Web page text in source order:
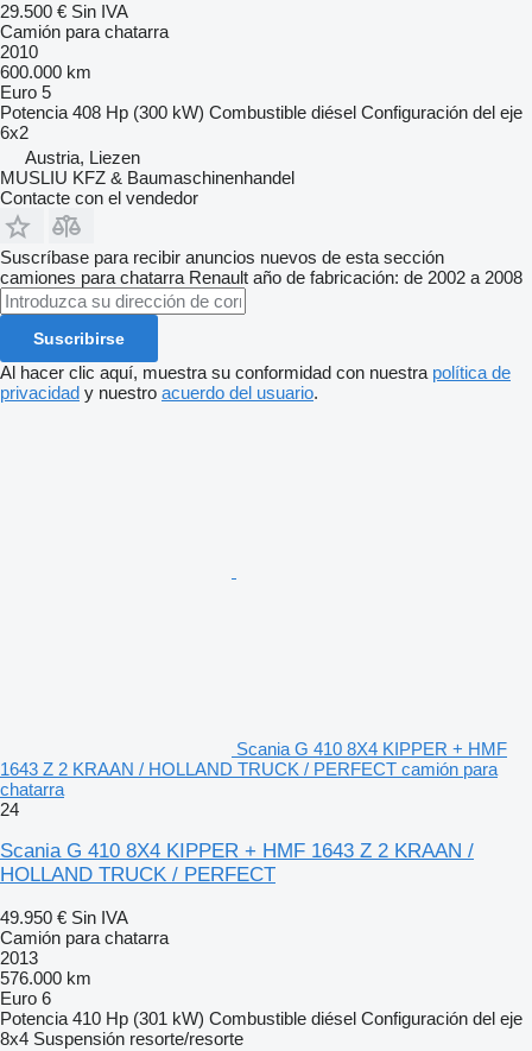
29.500 € Sin IVA
Camión para chatarra
2010
600.000 km
Euro 5
Potencia 408 Hp (300 kW) Combustible diésel Configuración del eje
6x2
Austria, Liezen
MUSLIU KFZ & Baumaschinenhandel
Contacte con el vendedor
Suscríbase para recibir anuncios nuevos de esta sección
camiones para chatarra Renault año de fabricación: de 2002 a 2008
Suscribirse
Al hacer clic aquí, muestra su conformidad con nuestra política de
privacidad y nuestro acuerdo del usuario.
Scania G 410 8X4 KIPPER + HMF
1643 Z 2 KRAAN / HOLLAND TRUCK / PERFECT camión para
chatarra
24
Scania G 410 8X4 KIPPER + HMF 1643 Z 2 KRAAN /
HOLLAND TRUCK / PERFECT
49.950 € Sin IVA
Camión para chatarra
2013
576.000 km
Euro 6
Potencia 410 Hp (301 kW) Combustible diésel Configuración del eje
8x4 Suspensión resorte/resorte